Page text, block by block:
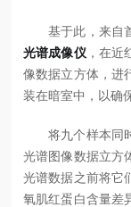
基于此，来自
光谱成像仪，在近
像数据立方体，进
装在暗室中，以确
将九个样本同
光谱图像数据立方
光谱数据之前将它
氧肌红蛋白含量差